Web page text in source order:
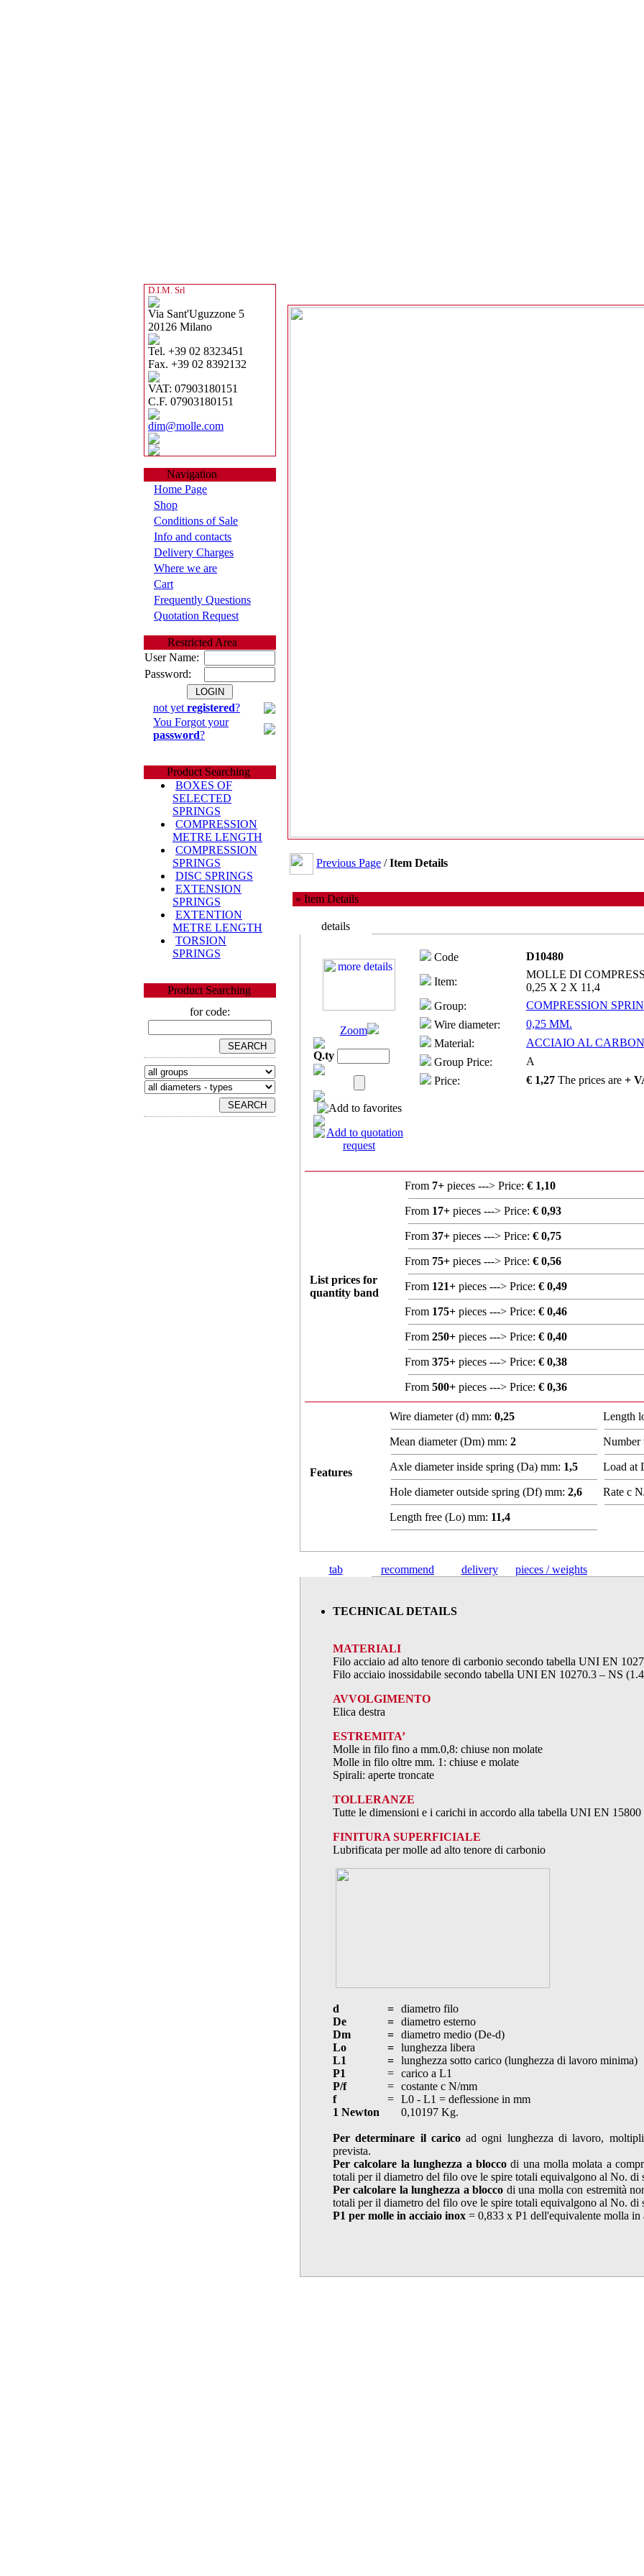
D.I.M. Srl
Via Sant'Uguzzone 5
20126 Milano
Tel. +39 02 8323451
Fax. +39 02 8392132
VAT: 07903180151
C.F. 07903180151
dim@molle.com
Navigation
Home Page
Shop
Conditions of Sale
Info and contacts
Delivery Charges
Where we are
Cart
Frequently Questions
Quotation Request
Restricted Area
User Name:
Password:
not yet registered?
You Forgot your
password?
Product Searching
BOXES OF
SELECTED
SPRINGS
COMPRESSION
METRE LENGTH
COMPRESSION
SPRINGS
DISC SPRINGS
EXTENSION
SPRINGS
EXTENTION
METRE LENGTH
TORSION
SPRINGS
Product Searching
for code:
Previous Page /Item Details
» Item Details
details
Code D10480
Item:
MOLLE DI
0,25 X 2 X 11,4
Group:
COMPRESSION
Wire diameter:
0,25 MM.
Material:
ACCIAIO AL
Group Price:
A
Price:
€ 1,27 The prices are +
Zoom
Q.ty
List prices for
quantity band
From 7+ pieces ---> Price: € 1,10
From 17+ pieces ---> Price: € 0,93
From 37+ pieces ---> Price: € 0,75
From 75+ pieces ---> Price: € 0,56
From 121+ pieces ---> Price: € 0,49
From 175+ pieces ---> Price: € 0,46
From 250+ pieces ---> Price: € 0,40
From 375+ pieces ---> Price: € 0,38
From 500+ pieces ---> Price: € 0,36
Features
Wire diameter (d) mm: 0,25
Mean diameter (Dm) mm: 2
Axle diameter inside spring (Da) mm: 1,5
Hole diameter outside spring (Df) mm: 2,6
Length free (Lo) mm: 11,4
Length
Number
Load at
Rate c
tab recommend delivery pieces / weights
TECHNICAL DETAILS
MATERIALI
Filo acciaio ad alto tenore di carbonio secondo tabella UNI EN
Filo acciaio inossidabile secondo tabella UNI EN 10270.3 – NS
AVVOLGIMENTO
Elica destra
ESTREMITA’
Molle in filo fino a mm.0,8: chiuse non molate
Molle in filo oltre mm. 1: chiuse e molate
Spirali: aperte troncate
TOLLERANZE
Tutte le dimensioni e i carichi in accordo alla tabella UNI EN 15800
FINITURA SUPERFICIALE
Lubrificata per molle ad alto tenore di carbonio
d =
diametro filo
De
=
diametro esterno
Dm
=
diametro medio (De-d)
Lo
=
lunghezza libera
L1
=
lunghezza sotto carico (lunghezza di lavoro minima)
P1
=
carico a L1
P/f
=
costante c N/mm
f
=
L0 - L1 = deflessione in mm
1 Newton
0,10197 Kg.
Per determinare il caricoad ogni lunghezza di lavoro,
prevista.
Per calcolare la lunghezza a bloccodi una molla molata a
totali per il diametro del filo ove le spire totali equivalgono al No. di
Per calcolare la lunghezza a blocco di una molla con estremità
totali per il diametro del filo ove le spire totali equivalgono al No. di
P1 per molle in acciaio inox = 0,833 x P1 dell'equivalente molla in